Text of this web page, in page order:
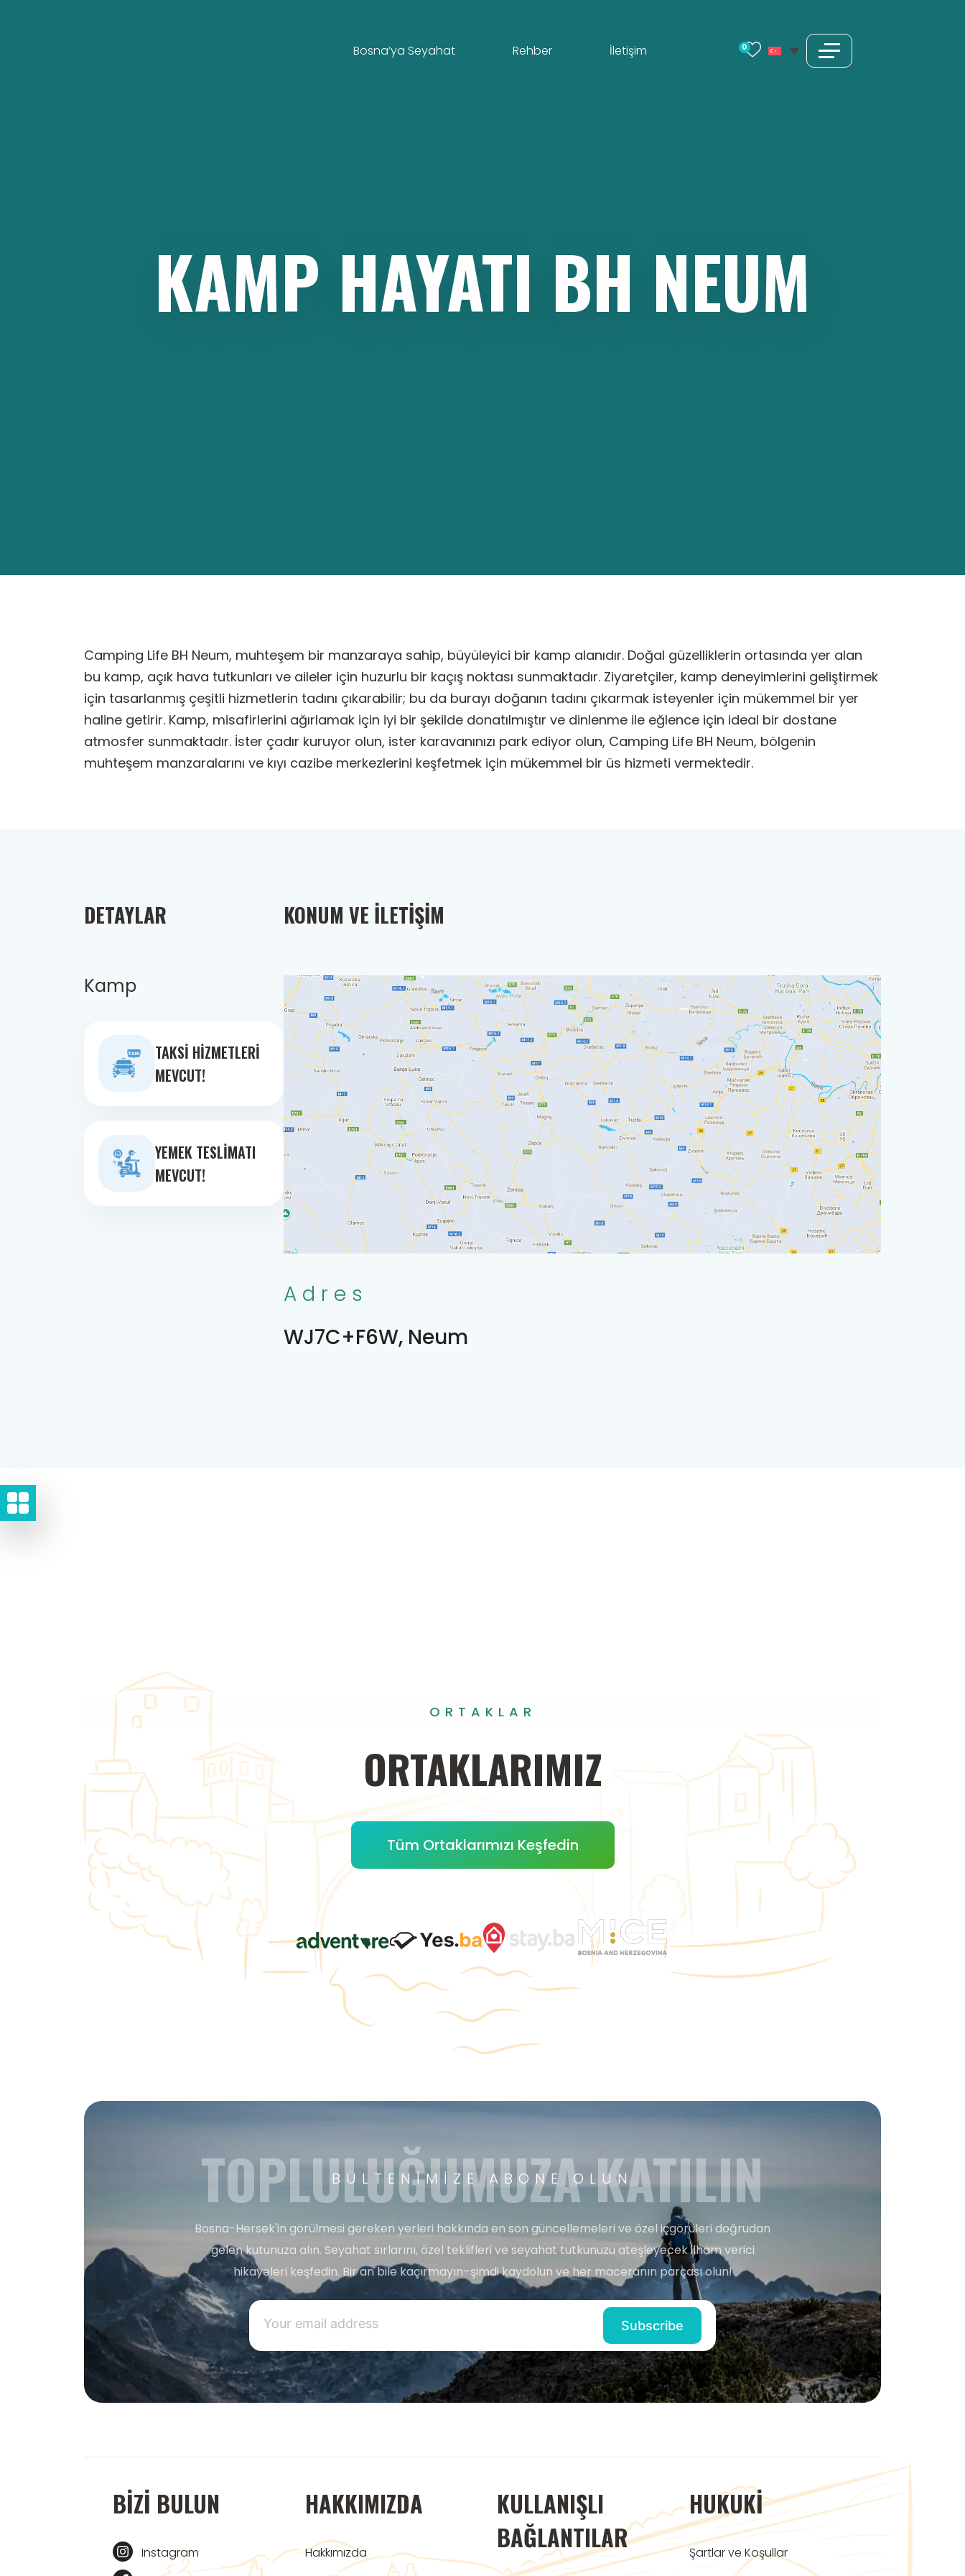
Bosna’ya Seyahat Rehber İletişim 0
KAMP HAYATI BH NEUM
Camping Life BH Neum, muhteşem bir manzaraya sahip, büyüleyici bir kamp alanıdır. Doğal güzelliklerin ortasında yer alan
bu kamp, açık hava tutkunları ve aileler için huzurlu bir kaçış noktası sunmaktadır. Ziyaretçiler, kamp deneyimlerini geliştirmek
için tasarlanmış çeşitli hizmetlerin tadını çıkarabilir; bu da burayı doğanın tadını çıkarmak isteyenler için mükemmel bir yer
haline getirir. Kamp, misafirlerini ağırlamak için iyi bir şekilde donatılmıştır ve dinlenme ile eğlence için ideal bir dostane
atmosfer sunmaktadır. İster çadır kuruyor olun, ister karavanınızı park ediyor olun, Camping Life BH Neum, bölgenin
muhteşem manzaralarını ve kıyı cazibe merkezlerini keşfetmek için mükemmel bir üs hizmeti vermektedir.
DETAYLAR
Kamp
TAKSI HIZMETLERI
MEVCUT!
YEMEK TESLIMATI
MEVCUT!
KONUM VE İLETIŞIM
Adres
WJ7C+F6W, Neum
ORTAKLAR
ORTAKLARIMIZ
Tüm Ortaklarımızı Keşfedin
BÜLTENIMIZE ABONE OLUN
TOPLULUĞUMUZA KATILIN
Bosna-Hersek'in görülmesi gereken yerleri hakkında en son güncellemeleri ve özel içgörüleri doğrudan
gelen kutunuza alın. Seyahat sırlarını, özel teklifleri ve seyahat tutkunuzu ateşleyecek ilham verici
hikayeleri keşfedin. Bir an bile kaçırmayın–şimdi kaydolun ve her maceranın parçası olun!
BIZI BULUN
Instagram
HAKKIMIZDA
Hakkımızda
KULLANIŞLI
BAĞLANTILAR
HUKUKI
Şartlar ve Koşullar